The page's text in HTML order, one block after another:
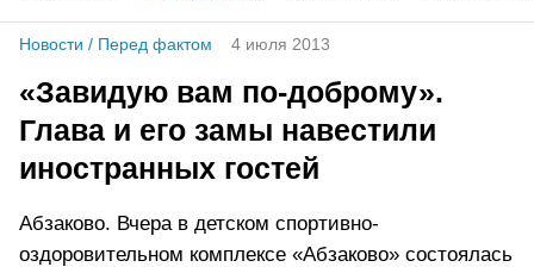
Новости / Перед фактом 4 июля 2013
«Завидую вам по-доброму».
Глава и его замы навестили
иностранных гостей
Абзаково. Вчера в детском спортивно-
оздоровительном комплексе «Абзаково» состоялась